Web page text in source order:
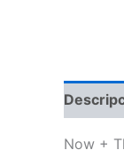
Now +